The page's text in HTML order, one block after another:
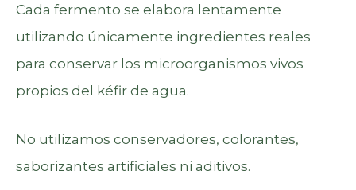
Cada fermento se elabora lentamente
utilizando únicamente ingredientes reales
para conservar los microorganismos vivos
propios del kéfir de agua.
No utilizamos conservadores, colorantes,
saborizantes artificiales ni aditivos.